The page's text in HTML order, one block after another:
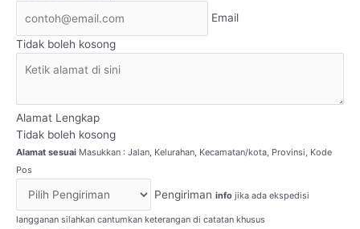
Email
Tidak boleh kosong
Alamat Lengkap
Tidak boleh kosong
Alamat sesuai Masukkan : Jalan, Kelurahan, Kecamatan/kota, Provinsi, Kode
Pos
Pengiriman infojika ada ekspedisi
langganan silahkan cantumkan keterangan di catatan khusus